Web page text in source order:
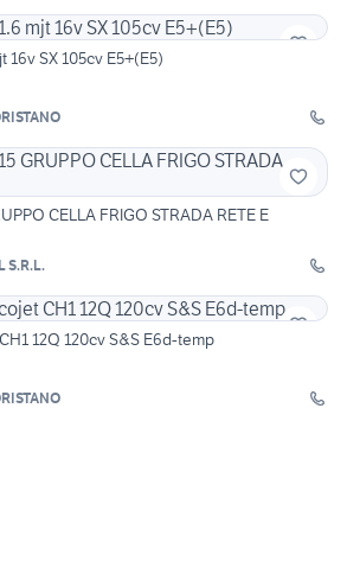
16v SX 105cv E5+(E5)
CELLA FRIGO STRADA RETE E
S.R.L.
12Q 120cv S&S E6d-temp